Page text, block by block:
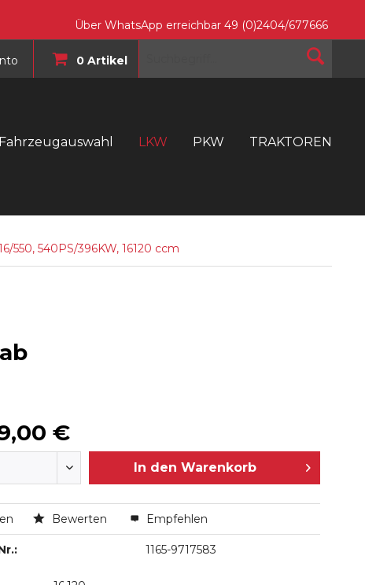
Über WhatsApp erreichbar 49 (0)2404/677666
0 Artikel
Fahrzeugauswahl LKW PKW TRAKTOREN
550, 540PS/396KW, 16120 ccm
€
In den Warenkorb
Bewerten Empfehlen
1165-9717583